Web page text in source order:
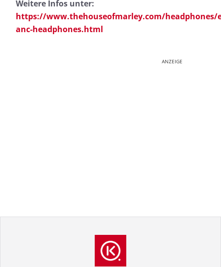
Weitere Infos unter:
https://www.thehouseofmarley.com/headphones/
anc-headphones.html
ANZEIGE